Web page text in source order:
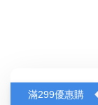
滿299優惠購